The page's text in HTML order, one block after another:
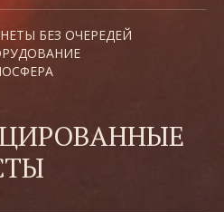
БЕЗ ОЧЕРЕДЕЙ